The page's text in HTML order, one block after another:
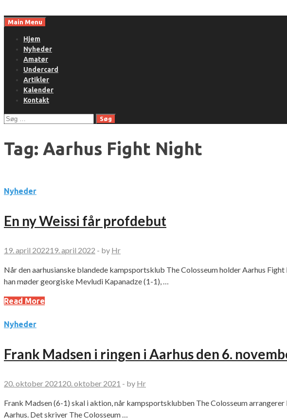
toMain Menu
Hjem
Nyheder
Amatør
Undercard
Artikler
Kalender
Kontakt
Søg
Tag: Aarhus Fight Night
Nyheder
En ny Weissi får profdebut
19. april 202219. april 2022 - by Hr
Når den aarhusianske blandede kampsportsklub The Colosseum holder Aarhus
han møder georgiske Mevludi Kapanadze (1-1), …
Read More
Nyheder
Frank Madsen i ringen i Aarhus den 6.
20. oktober 2021 20. oktober 2021 - by Hr
Frank Madsen (6-1) skal i aktion, når kampsportsklubben The Colosseum
Aarhus. Det skriver The Colosseum …